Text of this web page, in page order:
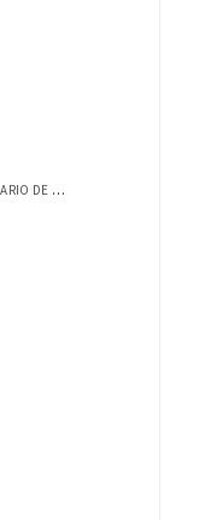
CULMINA EXITOSAMENTE EL SEMINARIO DE COA...